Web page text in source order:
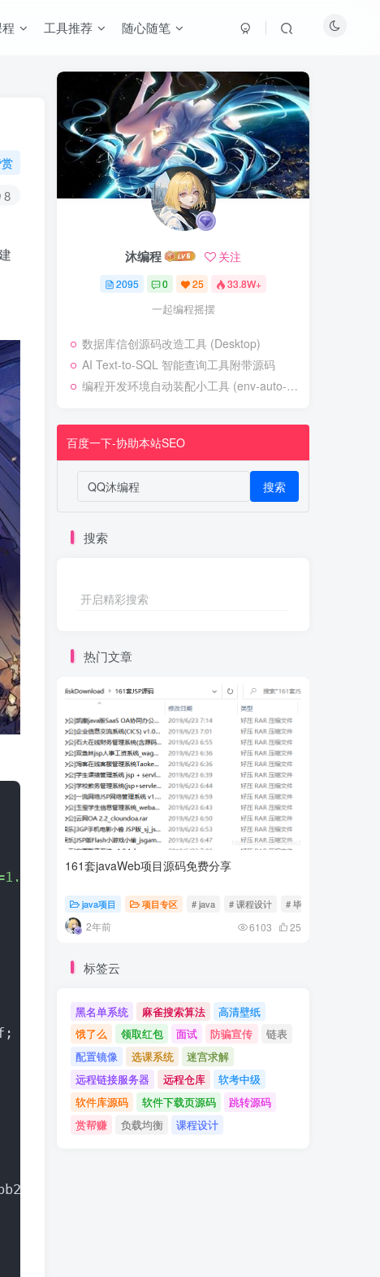
工具推荐 随心随笔
8
fixed no-repeat;
沐编程 关注
2095 0 25 33.8W+
一起编程摇摆
数据库信创源码改造工具 (Desktop)
AI Text-to-SQL 智能查询工具附带源码
编程开发环境自动装配小工具 (env-auto-setup)
百度一下-协助本站SEO
搜索
搜索
开启精彩搜索
热门文章
161套javaWeb项目源码免费分享
java项目 项目专区 # java # 课程设计 # 毕业设计
2年前 6103 25
标签云
黑名单系统 麻雀搜索算法
高清壁纸
饿了么
领取红包 面试 防骗宣传
链表
配置镜像
选课系统
迷宫求解
远程链接服务器
远程仓库
软考中级
软件库源码
软件下载页源码
跳转源码
赏帮赚
负载均衡 课程设计